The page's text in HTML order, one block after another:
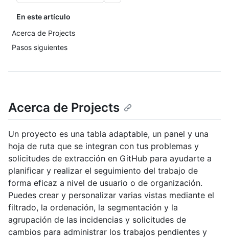
En este artículo
Acerca de Projects
Pasos siguientes
Acerca de Projects
Un proyecto es una tabla adaptable, un panel y una
hoja de ruta que se integran con tus problemas y
solicitudes de extracción en GitHub para ayudarte a
planificar y realizar el seguimiento del trabajo de
forma eficaz a nivel de usuario o de organización.
Puedes crear y personalizar varias vistas mediante el
filtrado, la ordenación, la segmentación y la
agrupación de las incidencias y solicitudes de
cambios para administrar los trabajos pendientes y